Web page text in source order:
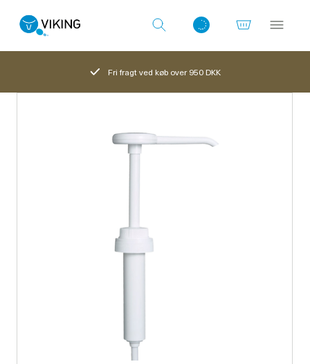
Fri fragt ved køb over 950 DKK